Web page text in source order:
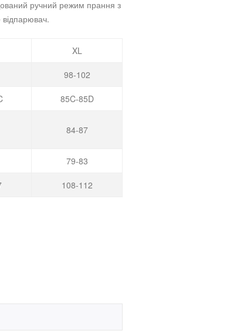
ручний режим прання з
XL
98-102
85C-85D
84-87
79-83
108-112